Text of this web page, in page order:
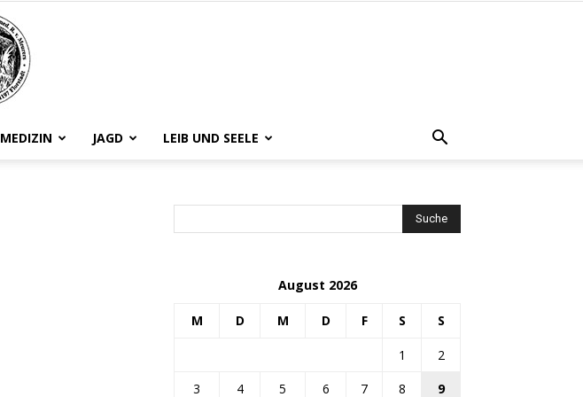
MEDIZIN JAGD LEIB UND SEELE
August 2026
M D M D F S S
1
2
3
4 5 6 7 8 9